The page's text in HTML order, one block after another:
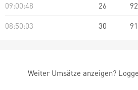
09:00:48
26
08:50:03
30
Weiter Umsätze anzeigen?